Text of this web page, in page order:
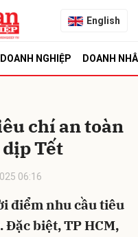
English
DOANH NGHIỆP DOANH
chí an toàn
Tết
06:16
điểm nhu cầu tiêu
biệt, TP HCM,
Hủy